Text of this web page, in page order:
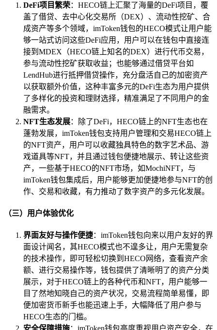
DeFi项目繁荣：HECO链上汇聚了海量的DeFi项目，覆
盖了借贷、去中心化交易所（DEX）、流动性挖矿、合
成资产等多个领域，imToken钱包的HECO模式让用户能
够一站式访问这些DeFi应用，用户可以在钱包中直接连
接到MDEX（HECO链上知名的DEX）进行代币交易，
参与流动性挖矿获取收益；也能够通过借贷平台如
LendHub进行抵押借贷操作，充分盘活自己的加密资产
以获取额外价值，这种丰富多元的DeFi生态为用户提供
了多样化的投资和理财选择，精准满足了不同用户的金
融需求。
NFT生态发展：除了DeFi，HECO链上的NFT生态也在
蓬勃发展，imToken钱包支持用户管理和交易HECO链上
的NFT资产，用户可以收藏独具特色的数字艺术品、游
戏道具等NFT，并且通过钱包便捷地展示、转让这些资
产，一些基于HECO的NFT市场，如MochiNFT，与
imToken钱包集成后，用户能够更加便捷地参与NFT的创
作、交易和收藏，有力推动了数字资产的多元化发展。
（三）用户体验优化
界面友好与操作便捷：imToken钱包向来以用户友好的界
面设计闻名，其HECO模式也不遑多让，用户无需复杂
的技术操作，即可轻松切换到HECO网络，查看资产余
额、进行交易操作等，钱包提供了清晰明了的资产分类
展示，对于HECO链上的各种代币和NFT，用户能够一
目了然地知晓自己的资产状况，交易流程简单易懂，即
便加密货币新手也能迅速上手，大幅降低了用户参与
HECO生态的门槛。